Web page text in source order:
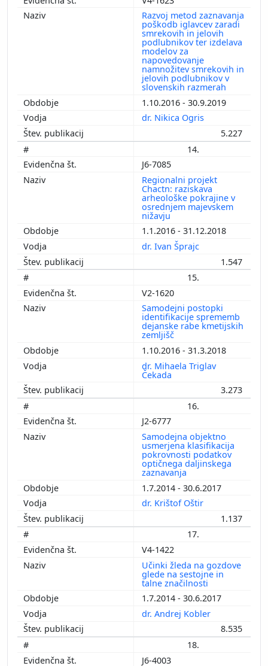
Razvoj metod zaznavanja
poškodb iglavcev zaradi
smrekovih in jelovih
podlubnikov ter izdelava
modelov za
napovedovanje
namnožitev smrekovih in
jelovih podlubnikov v
slovenskih razmerah
1.10.2016 - 30.9.2019
dr. Nikica Ogris
5.227
14.
J6-7085
Regionalni projekt
Chactn: raziskava
arheološke pokrajine v
osrednjem majevskem
nižavju
1.1.2016 - 31.12.2018
dr. Ivan Šprajc
1.547
15.
V2-1620
Samodejni postopki
identifikacije sprememb
dejanske rabe kmetijskih
zemljišč
1.10.2016 - 31.3.2018
dr. Mihaela Triglav
Čekada
3.273
16.
J2-6777
Samodejna objektno
usmerjena klasifikacija
pokrovnosti podatkov
optičnega daljinskega
zaznavanja
1.7.2014 - 30.6.2017
dr. Krištof Oštir
1.137
17.
V4-1422
Učinki žleda na gozdove
glede na sestojne in
talne značilnosti
1.7.2014 - 30.6.2017
dr. Andrej Kobler
8.535
18.
J6-4003